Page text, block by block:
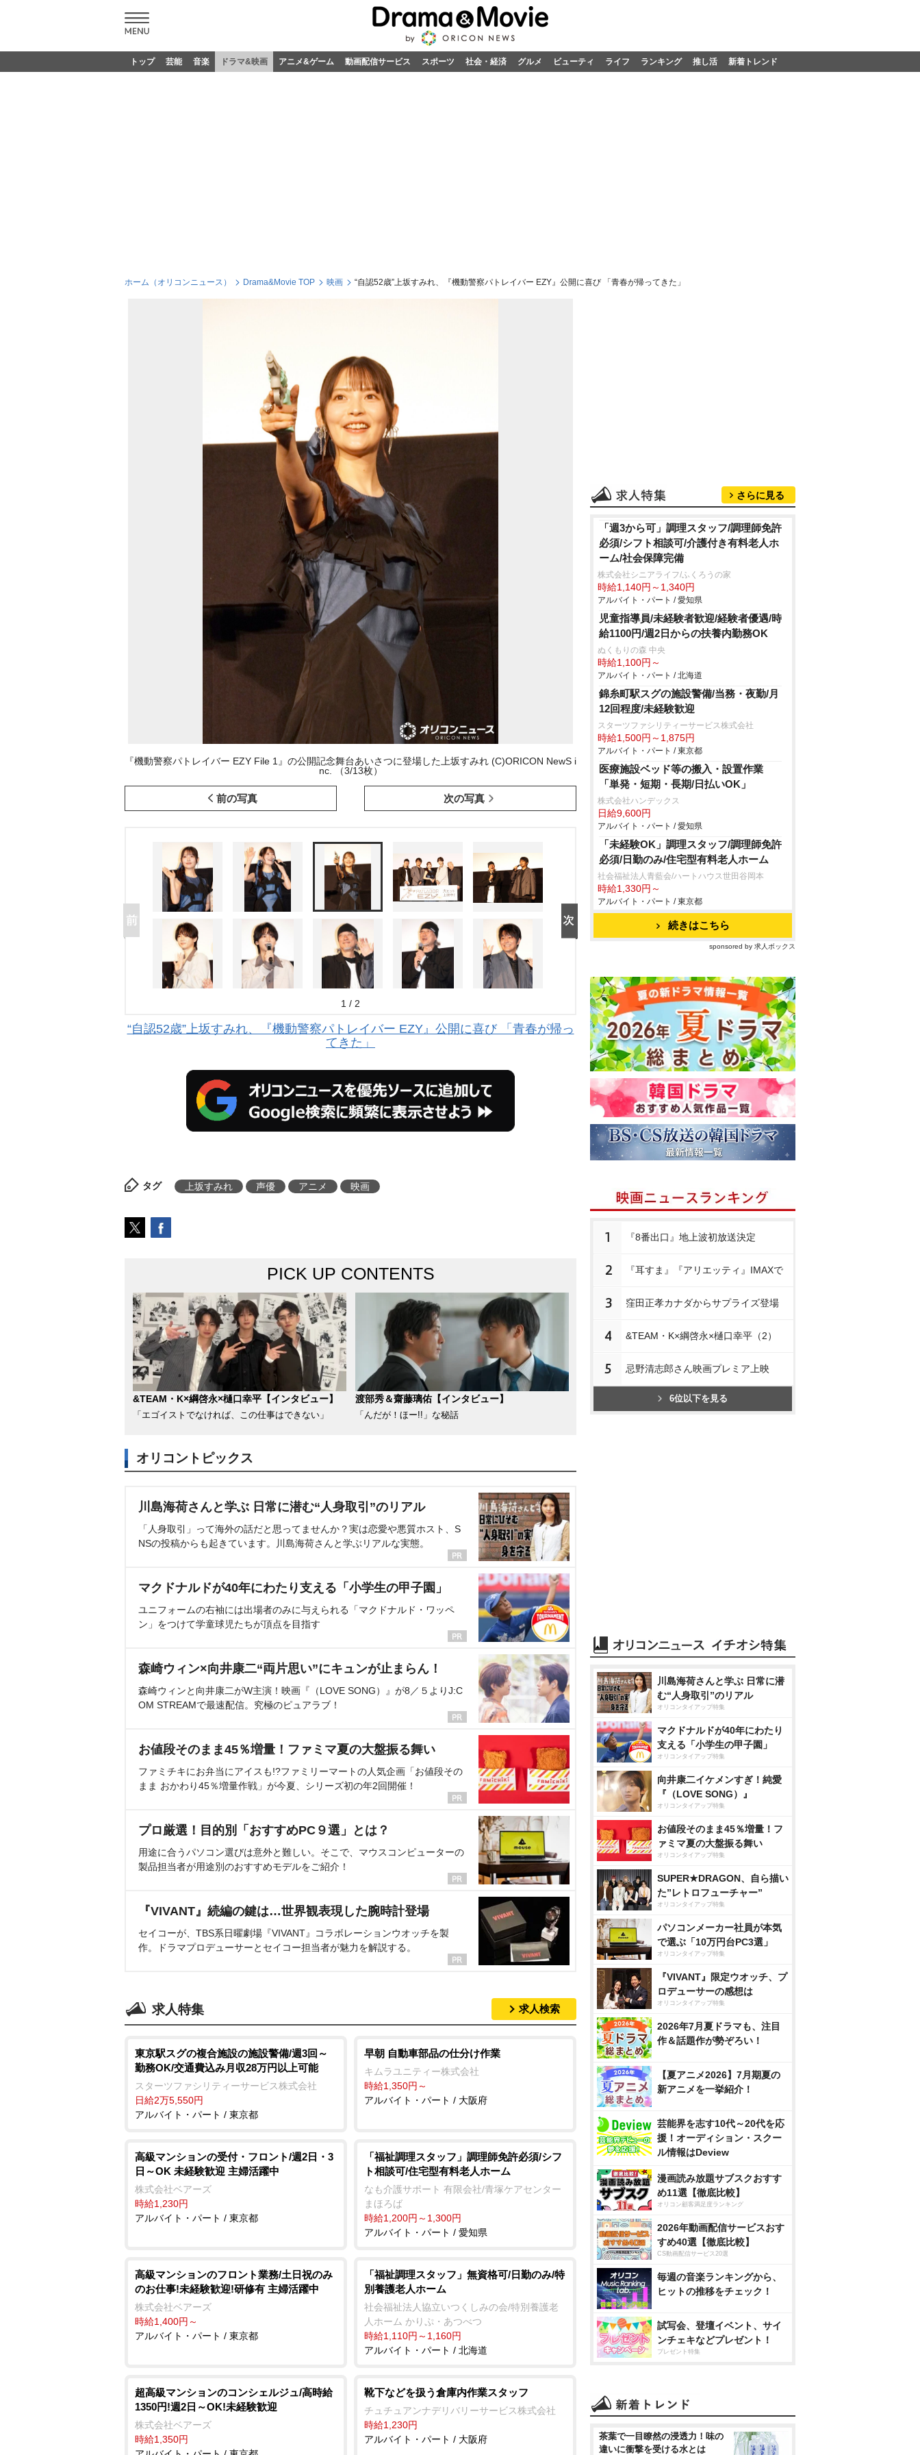
トップ 芸能 音楽 ドラマ&映画 アニメ&ゲーム 動画配信サービス スポーツ 社会・経済 グルメ ビューティ ライフ ランキング 推し活 新着トレンド
ホーム（オリコンニュース） Drama&Movie TOP 映画 “自認52歳”上坂すみれ、『機動警察パトレイバー EZY』公開に喜び 「青春が帰ってきた」
『機動警察パトレイバー EZY File 1』の公開記念舞台あいさつに登場した上坂すみれ (C)ORICON NewS i
nc. （3/13枚）
前の写真 次の写真
1 / 2
“自認52歳”上坂すみれ、『機動警察パトレイバー EZY』公開に喜び 「青春が帰っ
てきた」
タグ 上坂すみれ 声優 アニメ 映画
PICK UP CONTENTS
&TEAM・K×綱啓永×樋口幸平【インタビュー】
「エゴイストでなければ、この仕事はできない」
渡部秀＆齋藤璃佑【インタビュー】
「んだが！ほー!!」な秘話
オリコントピックス
川島海荷さんと学ぶ 日常に潜む“人身取引”のリアル
「人身取引」って海外の話だと思ってませんか？実は恋愛や悪質ホスト、S
NSの投稿からも起きています。川島海荷さんと学ぶリアルな実態。
マクドナルドが40年にわたり支える「小学生の甲子園」
ユニフォームの右袖には出場者のみに与えられる「マクドナルド・ワッペ
ン」をつけて学童球児たちが頂点を目指す
森崎ウィン×向井康二“両片思い”にキュンが止まらん！
森崎ウィンと向井康二がW主演！映画『（LOVE SONG）』が8／５よりJ:C
OM STREAMで最速配信。究極のピュアラブ！
お値段そのまま45％増量！ファミマ夏の大盤振る舞い
ファミチキにお弁当にアイスも!?ファミリーマートの人気企画「お値段その
まま おかわり45％増量作戦」が今夏、シリーズ初の年2回開催！
プロ厳選！目的別「おすすめPC９選」とは？
用途に合うパソコン選びは意外と難しい。そこで、マウスコンピューターの
製品担当者が用途別のおすすめモデルをご紹介！
『VIVANT』続編の鍵は…世界観表現した腕時計登場
セイコーが、TBS系日曜劇場『VIVANT』コラボレーションウオッチを製
作。ドラマプロデューサーとセイコー担当者が魅力を解説する。
求人特集 求人検索
東京駅スグの複合施設の施設警備/週3回～
勤務OK/交通費込み月収28万円以上可能
スターツファシリティーサービス株式会社
日給2万5,550円
アルバイト・パート / 東京都
早朝 自動車部品の仕分け作業
キムラユニティー株式会社
時給1,350円～
アルバイト・パート / 大阪府
高級マンションの受付・フロント/週2日・3
日～OK 未経験歓迎 主婦活躍中
株式会社ベアーズ
時給1,230円
アルバイト・パート / 東京都
「福祉調理スタッフ」調理師免許必須/シフ
ト相談可/住宅型有料老人ホーム
なも介護サポート 有限会社/青塚ケアセンター
まほろば
時給1,200円～1,300円
アルバイト・パート / 愛知県
⾼級マンションのフロント業務/土日祝のみ
のお仕事!未経験歓迎!研修有 主婦活躍中
株式会社ベアーズ
時給1,400円～
アルバイト・パート / 東京都
「福祉調理スタッフ」無資格可/日勤のみ/特
別養護老人ホーム
社会福祉法人協立いつくしみの会/特別養護老
人ホーム かりぷ・あつべつ
時給1,110円～1,160円
アルバイト・パート / 北海道
超高級マンションのコンシェルジュ/高時給
1350円!週2日～OK!未経験歓迎
株式会社ベアーズ
時給1,350円
靴下などを扱う倉庫内作業スタッフ
チュチュアンナデリバリーサービス株式会社
時給1,230円
アルバイト・パート / 大阪府
さらに見る
「週3から可」調理スタッフ/調理師免許
必須/シフト相談可/介護付き有料老人ホ
ーム/社会保障完備
株式会社シニアライフ/ふくろうの家
時給1,140円～1,340円
アルバイト・パート / 愛知県
児童指導員/未経験者歓迎/経験者優遇/時
給1100円/週2日からの扶養内勤務OK
ぬくもりの森 中央
時給1,100円～
アルバイト・パート / 北海道
錦糸町駅スグの施設警備/当務・夜勤/月
12回程度/未経験歓迎
スターツファシリティーサービス株式会社
時給1,500円～1,875円
アルバイト・パート / 東京都
医療施設ベッド等の搬入・設置作業
「単発・短期・長期/日払いOK」
株式会社ハンデックス
日給9,600円
アルバイト・パート / 愛知県
「未経験OK」調理スタッフ/調理師免許
必須/日勤のみ/住宅型有料老人ホーム
社会福祉法人青藍会/ハートハウス世田谷岡本
時給1,330円～
アルバイト・パート / 東京都
続きはこちら
sponsored by 求人ボックス
1 『8番出口』地上波初放送決定
2 『耳すま』『アリエッティ』IMAXで
3 窪田正孝カナダからサプライズ登場
4 &TEAM・K×綱啓永×樋口幸平（2）
5 忌野清志郎さん映画プレミア上映
6位以下を見る
川島海荷さんと学ぶ 日常に潜
む“人身取引”のリアル
オリコンタイアップ特集
マクドナルドが40年にわたり
支える「小学生の甲子園」
オリコンタイアップ特集
向井康二イケメンすぎ！純愛
『（LOVE SONG）』
オリコンタイアップ特集
お値段そのまま45％増量！フ
ァミマ夏の大盤振る舞い
オリコンタイアップ特集
SUPER★DRAGON、自ら描い
た”レトロフューチャー”
オリコンタイアップ特集
パソコンメーカー社員が本気
で選ぶ「10万円台PC3選」
オリコンタイアップ特集
『VIVANT』限定ウオッチ、プ
ロデューサーの感想は
オリコンタイアップ特集
2026年7月夏ドラマも、注目
作＆話題作が勢ぞろい！
【夏アニメ2026】7月期夏の
新アニメを一挙紹介！
芸能界を志す10代～20代を応
援！オーディション・スクー
ル情報はDeview
漫画読み放題サブスクおすす
め11選【徹底比較】
オリコン顧客満足度ランキング
2026年動画配信サービスおす
すめ40選【徹底比較】
CS動画配信サービス20選
毎週の音楽ランキングから、
ヒットの推移をチェック！
試写会、登壇イベント、サイ
ンチェキなどプレゼント！
プレゼント特集
茶葉で一目瞭然の浸透力！味の
違いに衝撃を受ける水とは